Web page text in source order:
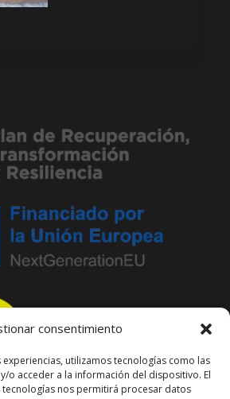
consentimiento
utilizamos tecnologías como las
o acceder a la información del dispositivo. El
nos permitirá procesar datos